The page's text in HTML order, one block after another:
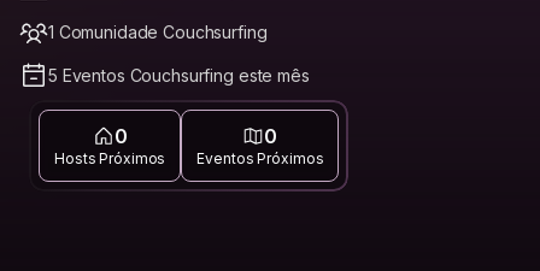
1 Comunidade Couchsurfing
5 Eventos Couchsurfing este mês
0
Hosts Próximos
0
Eventos Próximos